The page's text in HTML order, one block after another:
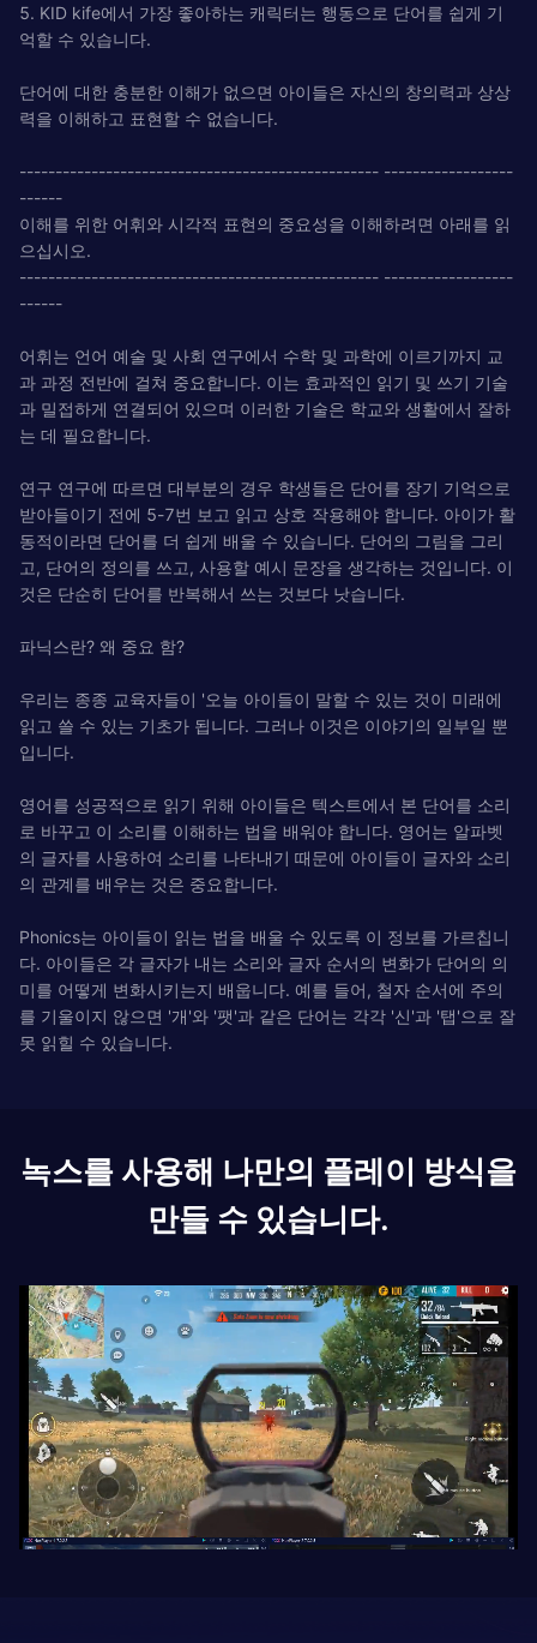
5. KID kife에서 가장 좋아하는 캐릭터는 행동으로 단어를 쉽게 기
억할 수 있습니다.
단어에 대한 충분한 이해가 없으면 아이들은 자신의 창의력과 상상
력을 이해하고 표현할 수 없습니다.
-------------------------------------------------- ------------------
------
이해를 위한 어휘와 시각적 표현의 중요성을 이해하려면 아래를 읽
으십시오.
-------------------------------------------------- ------------------
------
어휘는 언어 예술 및 사회 연구에서 수학 및 과학에 이르기까지 교
과 과정 전반에 걸쳐 중요합니다. 이는 효과적인 읽기 및 쓰기 기술
과 밀접하게 연결되어 있으며 이러한 기술은 학교와 생활에서 잘하
는 데 필요합니다.
연구 연구에 따르면 대부분의 경우 학생들은 단어를 장기 기억으로
받아들이기 전에 5-7번 보고 읽고 상호 작용해야 합니다. 아이가 활
동적이라면 단어를 더 쉽게 배울 수 있습니다. 단어의 그림을 그리
고, 단어의 정의를 쓰고, 사용할 예시 문장을 생각하는 것입니다. 이
것은 단순히 단어를 반복해서 쓰는 것보다 낫습니다.
파닉스란? 왜 중요 함?
우리는 종종 교육자들이 '오늘 아이들이 말할 수 있는 것이 미래에
읽고 쓸 수 있는 기초가 됩니다. 그러나 이것은 이야기의 일부일 뿐
입니다.
영어를 성공적으로 읽기 위해 아이들은 텍스트에서 본 단어를 소리
로 바꾸고 이 소리를 이해하는 법을 배워야 합니다. 영어는 알파벳
의 글자를 사용하여 소리를 나타내기 때문에 아이들이 글자와 소리
의 관계를 배우는 것은 중요합니다.
Phonics는 아이들이 읽는 법을 배울 수 있도록 이 정보를 가르칩니
다. 아이들은 각 글자가 내는 소리와 글자 순서의 변화가 단어의 의
미를 어떻게 변화시키는지 배웁니다. 예를 들어, 철자 순서에 주의
를 기울이지 않으면 '개'와 '팻'과 같은 단어는 각각 '신'과 '탭'으로 잘
못 읽힐 수 있습니다.
녹스를 사용해 나만의 플레이 방식을
만들 수 있습니다.